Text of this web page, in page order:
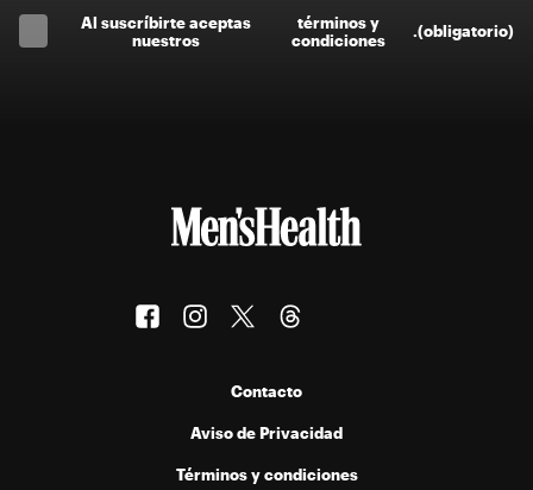
Al suscríbirte aceptas
nuestros
términos y
condiciones
.(obligatorio)
Contacto
Aviso de Privacidad
Términos y condiciones